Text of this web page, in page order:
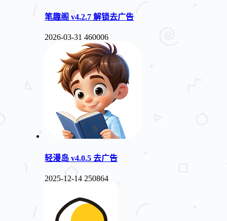
笔趣阁 v4.2.7 解锁去广告
2026-03-31 460006
轻漫岛 v4.0.5 去广告
2025-12-14 250864